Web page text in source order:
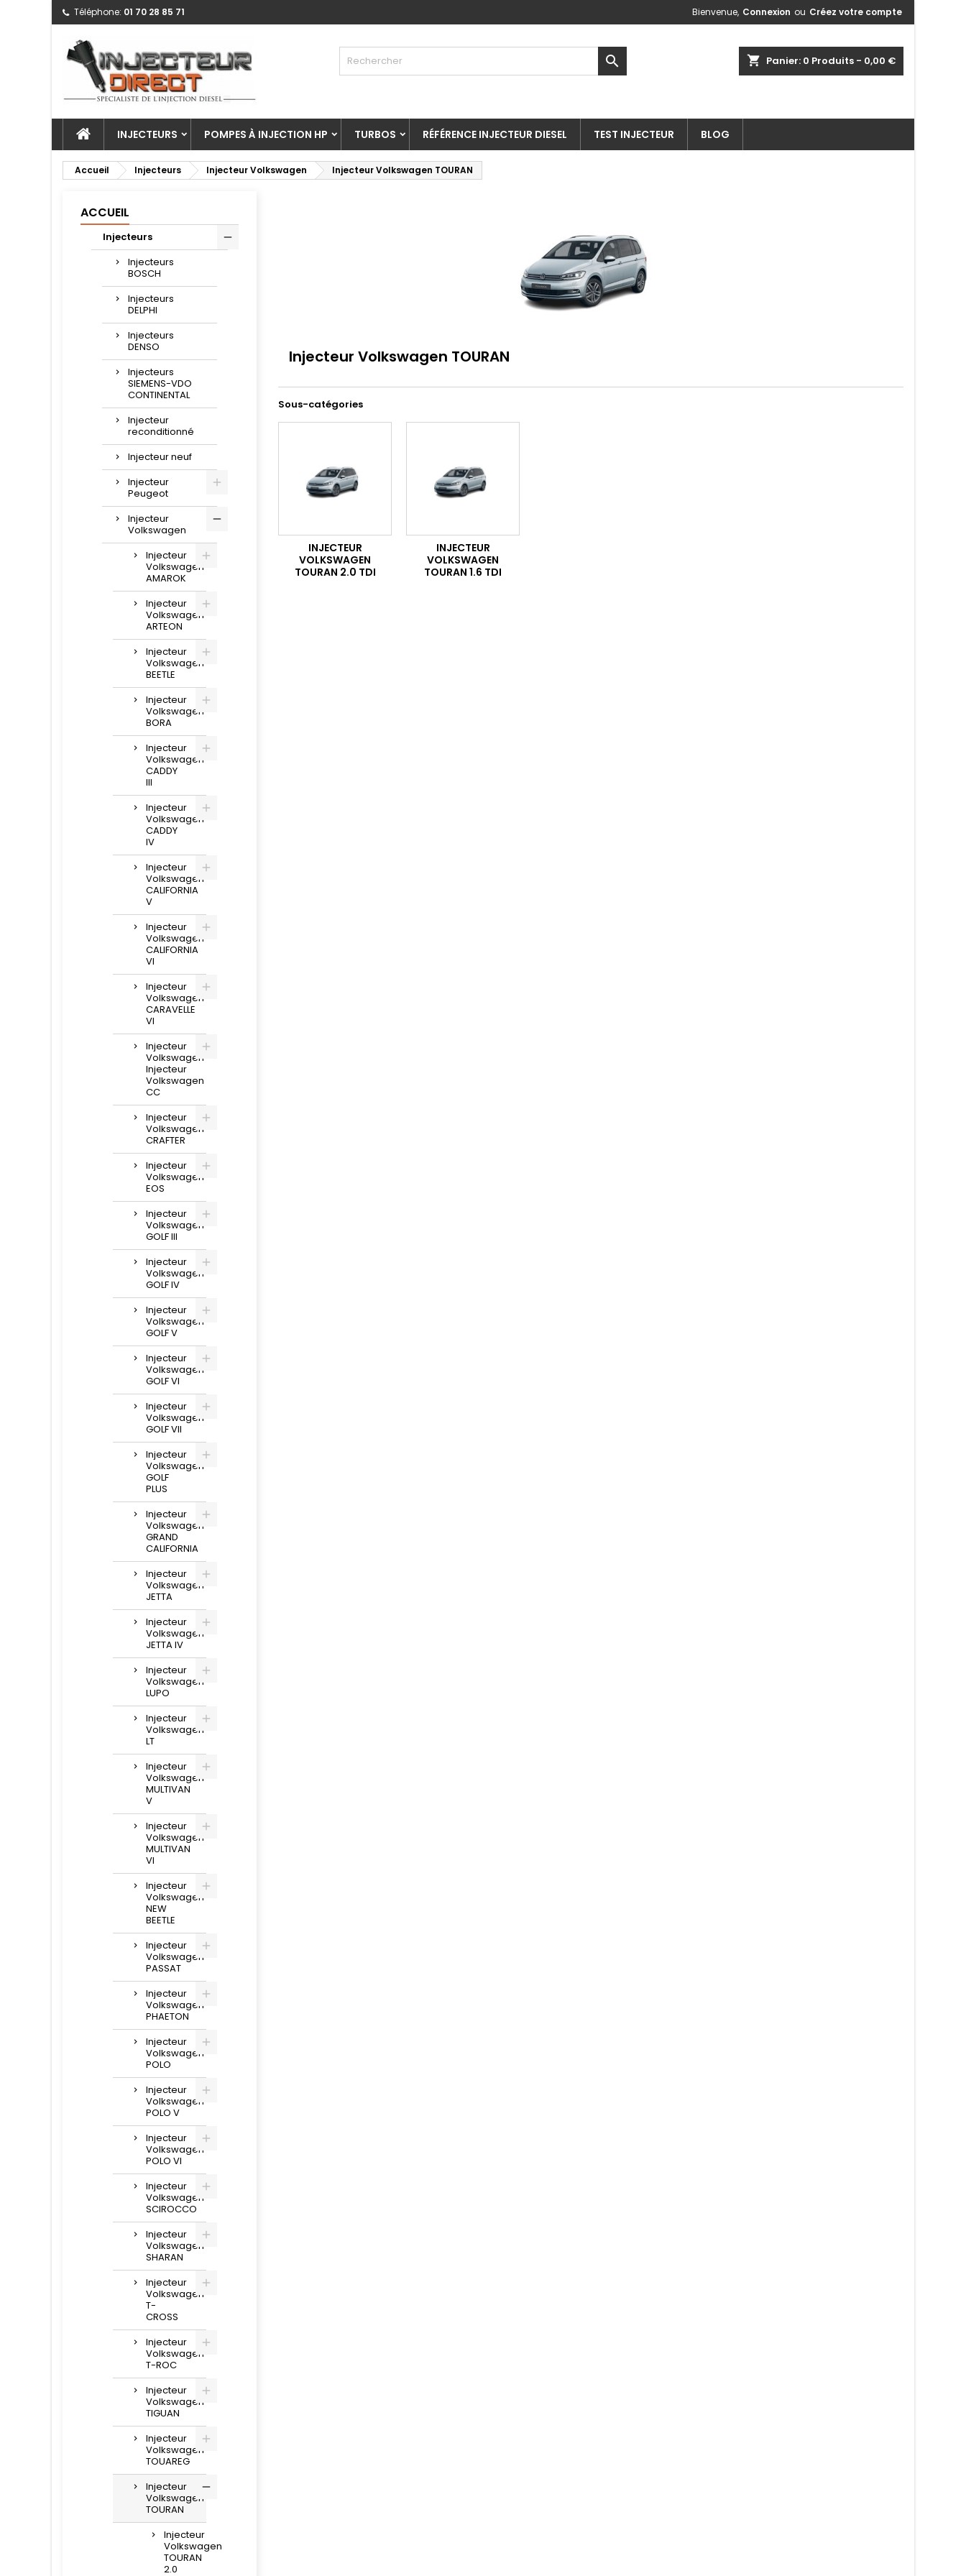
Téléphone: 01 70 28 85 71 Bienvenue, Connexion ou Créez votre compte
shopping_cart Panier: 0 Produits - 0,00 €

INJECTEURS POMPES À INJECTION HP TURBOS RÉFÉRENCE INJECTEUR DIESEL TEST INJECTEUR BLOG
Accueil Injecteurs Injecteur Volkswagen Injecteur Volkswagen TOURAN
ACCUEIL
Injecteurs
Injecteurs
BOSCH
Injecteurs
DELPHI
Injecteurs
DENSO
Injecteurs
SIEMENS-VDO
CONTINENTAL
Injecteur
reconditionné
Injecteur neuf
Injecteur
Peugeot
Injecteur
Volkswagen
Injecteur
Volkswagen
AMAROK
Injecteur
Volkswagen
ARTEON
Injecteur
Volkswagen
BEETLE
Injecteur
Volkswagen
BORA
Injecteur
Volkswagen
CADDY
III
Injecteur
Volkswagen
CADDY
IV
Injecteur
Volkswagen
CALIFORNIA
V
Injecteur
Volkswagen
CALIFORNIA
VI
Injecteur
Volkswagen
CARAVELLE
VI
Injecteur
Volkswagen
Injecteur
Volkswagen
CC
Injecteur
Volkswagen
CRAFTER
Injecteur
Volkswagen
EOS
Injecteur
Volkswagen
GOLF III
Injecteur
Volkswagen
GOLF IV
Injecteur
Volkswagen
GOLF V
Injecteur
Volkswagen
GOLF VI
Injecteur
Volkswagen
GOLF VII
Injecteur
Volkswagen
GOLF
PLUS
Injecteur
Volkswagen
GRAND
CALIFORNIA
Injecteur
Volkswagen
JETTA
Injecteur
Volkswagen
JETTA IV
Injecteur
Volkswagen
LUPO
Injecteur
Volkswagen
LT
Injecteur
Volkswagen
MULTIVAN
V
Injecteur
Volkswagen
MULTIVAN
VI
Injecteur
Volkswagen
NEW
BEETLE
Injecteur
Volkswagen
PASSAT
Injecteur
Volkswagen
PHAETON
Injecteur
Volkswagen
POLO
Injecteur
Volkswagen
POLO V
Injecteur
Volkswagen
POLO VI
Injecteur
Volkswagen
SCIROCCO
Injecteur
Volkswagen
SHARAN
Injecteur
Volkswagen
T-
CROSS
Injecteur
Volkswagen
T-ROC
Injecteur
Volkswagen
TIGUAN
Injecteur
Volkswagen
TOUAREG
Injecteur
Volkswagen
TOURAN
Injecteur
Volkswagen
TOURAN
2.0
Injecteur Volkswagen TOURAN
Sous-catégories
INJECTEUR
VOLKSWAGEN
TOURAN 2.0 TDI
INJECTEUR
VOLKSWAGEN
TOURAN 1.6 TDI